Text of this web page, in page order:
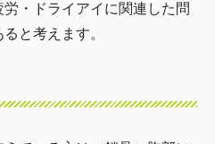
・ドライアイに関連した問
と考えます。